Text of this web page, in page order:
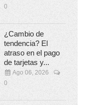
0
¿Cambio de
tendencia? El
atraso en el pago
de tarjetas y...
Ago 06, 2026
0